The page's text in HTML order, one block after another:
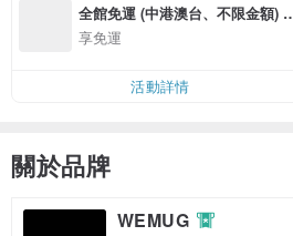
全館免運 (中港澳台、不限金額) ~
2至7個工作天送達(視乎地區)🚚🚚
享免運
活動詳情
關於品牌
WEMUG